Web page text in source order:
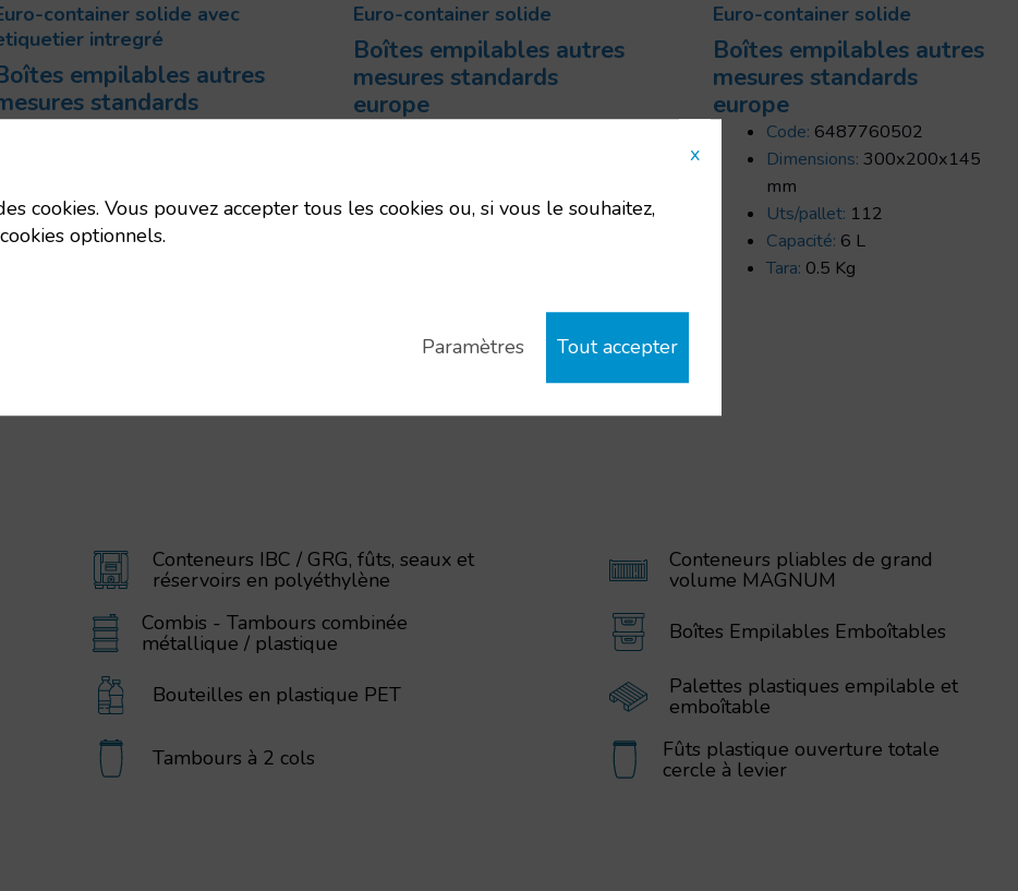
container solide avec
intregré
empilables autres
standards
Euro-container solide
Boîtes empilables autres
mesures standards
europe
Uts/pallet:224
Euro-container solide
Boîtes empilables autres
mesures standards
europe
Code: 6487760502
Dimensions: 300x200x145
mm
Uts/pallet: 112
Capacité: 6 L
Tara: 0.5 Kg
Conteneurs IBC / GRG, fûts, seaux et
réservoirs en polyéthylène
Conteneurs pliables de grand
volume MAGNUM
Combis - Tambours combinée
métallique / plastique Boîtes Empilables Emboîtables
Bouteilles en plastique PET Palettes plastiques empilable et
emboîtable
Tambours à 2 cols Fûts plastique ouverture totale
cercle à levier
cookies. Vous pouvez accepter tous les cookies ou, si vous le souhaitez,
optionnels.
x
Tout accepter
Paramètres